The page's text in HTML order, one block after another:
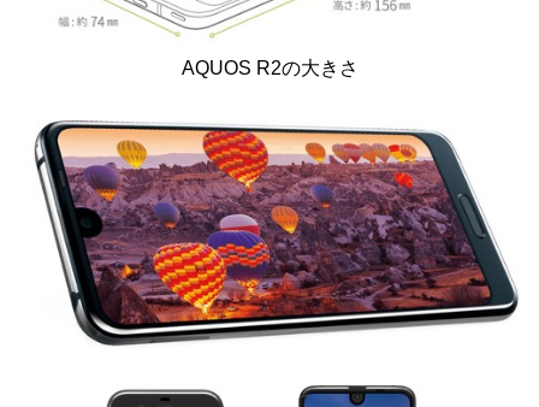
AQUOS R2の大きさ